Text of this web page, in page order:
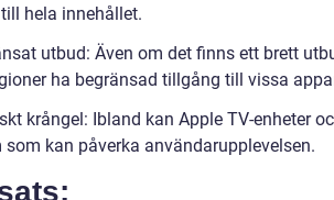
hela innehållet.
utbud: Även om det finns ett brett
ha begränsad tillgång till vissa
krångel: Ibland kan Apple TV-enheter
som kan påverka användarupplevelsen.